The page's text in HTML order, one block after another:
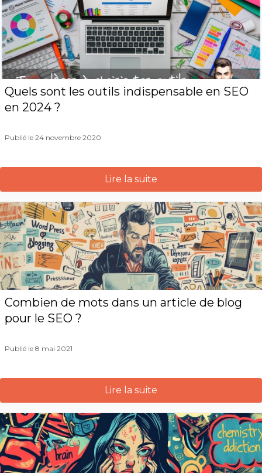
Quels sont les outils indispensable en SEO
en 2024 ?
Publié le 24 novembre 2020
Lire la suite
Combien de mots dans un article de blog
pour le SEO ?
Publié le 8 mai 2021
Lire la suite